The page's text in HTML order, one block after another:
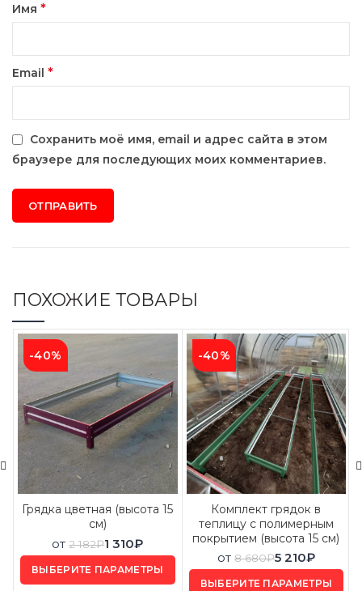
Имя *
Email *
Сохранить моё имя, email и адрес сайта в этом
браузере для последующих моих комментариев.
ПОХОЖИЕ ТОВАРЫ
-40%
Грядка цветная (высота 15
см)
от 2 182₽1 310₽
ВЫБЕРИТЕ ПАРАМЕТРЫ
-40%
Комплект грядок в
теплицу с полимерным
покрытием (высота 15 см)
от 8 680₽5 210₽
ВЫБЕРИТЕ ПАРАМЕТРЫ